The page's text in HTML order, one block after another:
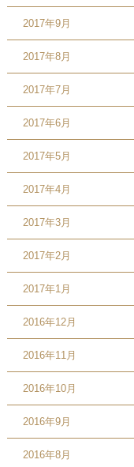
2017年9月
2017年8月
2017年7月
2017年6月
2017年5月
2017年4月
2017年3月
2017年2月
2017年1月
2016年12月
2016年11月
2016年10月
2016年9月
2016年8月